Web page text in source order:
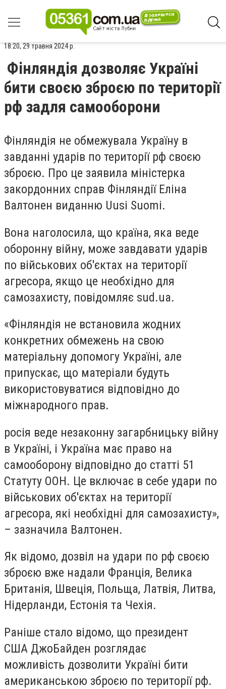
18:20, 29 травня 2024 р.
Фінляндія дозволяє Україні
бити своєю зброєю по території
рф задля самооборони
Фінляндія не обмежувала Україну в
завданні ударів по території рф своєю
зброєю. Про це заявила міністерка
закордонних справ Фінляндії Еліна
Валтонен виданню Uusi Suomi.
Вона наголосила, що країна, яка веде
оборонну війну, може завдавати ударів
по військових об'єктах на території
агресора, якщо це необхідно для
самозахисту, повідомляє sud.ua.
«Фінляндія не встановила жодних
конкретних обмежень на свою
матеріальну допомогу Україні, але
припускає, що матеріали будуть
використовуватися відповідно до
міжнародного прав.
росія веде незаконну загарбницьку війну
в Україні, і Україна має право на
самооборону відповідно до статті 51
Статуту ООН. Це включає в себе удари по
військових об'єктах на території
агресора, які необхідні для самозахисту»,
– зазначила Валтонен.
Як відомо, дозвіл на удари по рф своєю
зброєю вже надали Франція, Велика
Британія, Швеція, Польща, Латвія, Литва,
Нідерланди, Естонія та Чехія.
Раніше стало відомо, що президент
США ДжоБайден розглядає
можливість дозволити Україні бити
американською зброєю по території рф.